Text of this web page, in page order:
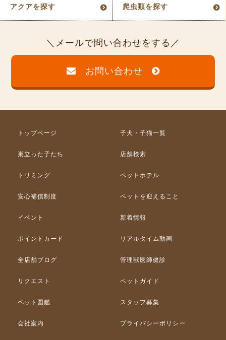
アクアを探す 爬虫類を探す
メールで問い合わせをする
お問い合わせ
トップページ 子犬・子猫一覧
巣立った子たち 店舗検索
トリミング ペットホテル
安心補償制度 ペットを迎えること
イベント 新着情報
ポイントカード リアルタイム動画
全店舗ブログ 管理獣医師健診
リクエスト ペットガイド
ペット図鑑 スタッフ募集
会社案内 プライバシーポリシー